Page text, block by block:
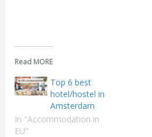
Read MORE
Top 6 best
hotel/hostel in
Amsterdam
In "Accommodation in
EU"